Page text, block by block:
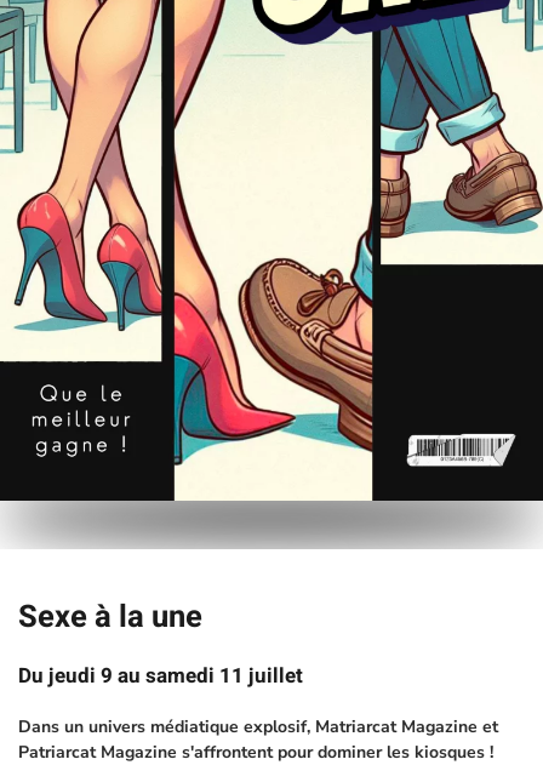
Sexe à la une
Du jeudi 9 au samedi 11 juillet
Dans un univers médiatique explosif, Matriarcat Magazine et
Patriarcat Magazine s'affrontent pour dominer les kiosques !